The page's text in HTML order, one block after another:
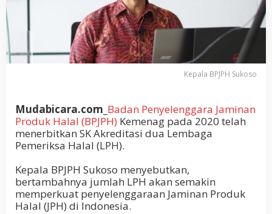
Kepala BPJPH Sukoso
Mudabicara.com_ Badan Penyelenggara Jaminan
Produk Halal (BPJPH) Kemenag pada 2020 telah
menerbitkan SK Akreditasi dua Lembaga
Pemeriksa Halal (LPH).
Kepala BPJPH Sukoso menyebutkan,
bertambahnya jumlah LPH akan semakin
memperkuat penyelenggaraan Jaminan Produk
Halal (JPH) di Indonesia.